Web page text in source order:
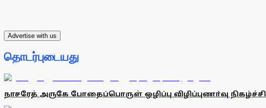
Advertise with us
தொடர்புடையது
நாசரேத் அருகே போதைப்பொருள் ஒழிப்பு விழிப்புணா்வு நிகழ்ச்சி